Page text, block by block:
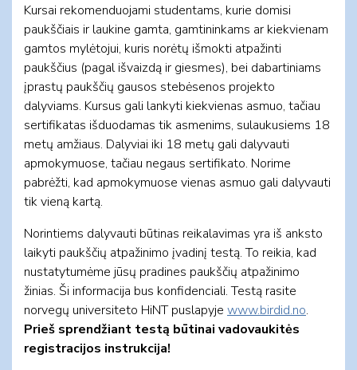
Kursai rekomenduojami studentams, kurie domisi
paukščiais ir laukine gamta, gamtininkams ar kiekvienam
gamtos mylėtojui, kuris norėtų išmokti atpažinti
paukščius (pagal išvaizdą ir giesmes), bei dabartiniams
įprastų paukščių gausos stebėsenos projekto
dalyviams. Kursus gali lankyti kiekvienas asmuo, tačiau
sertifikatas išduodamas tik asmenims, sulaukusiems 18
metų amžiaus. Dalyviai iki 18 metų gali dalyvauti
apmokymuose, tačiau negaus sertifikato. Norime
pabrėžti, kad apmokymuose vienas asmuo gali dalyvauti
tik vieną kartą.
Norintiems dalyvauti būtinas reikalavimas yra iš anksto
laikyti paukščių atpažinimo įvadinį testą. To reikia, kad
nustatytumėme jūsų pradines paukščių atpažinimo
žinias. Ši informacija bus konfidenciali. Testą rasite
norvegų universiteto HiNT puslapyje www.birdid.no.
Prieš sprendžiant testą būtinai vadovaukitės
registracijos instrukcija!